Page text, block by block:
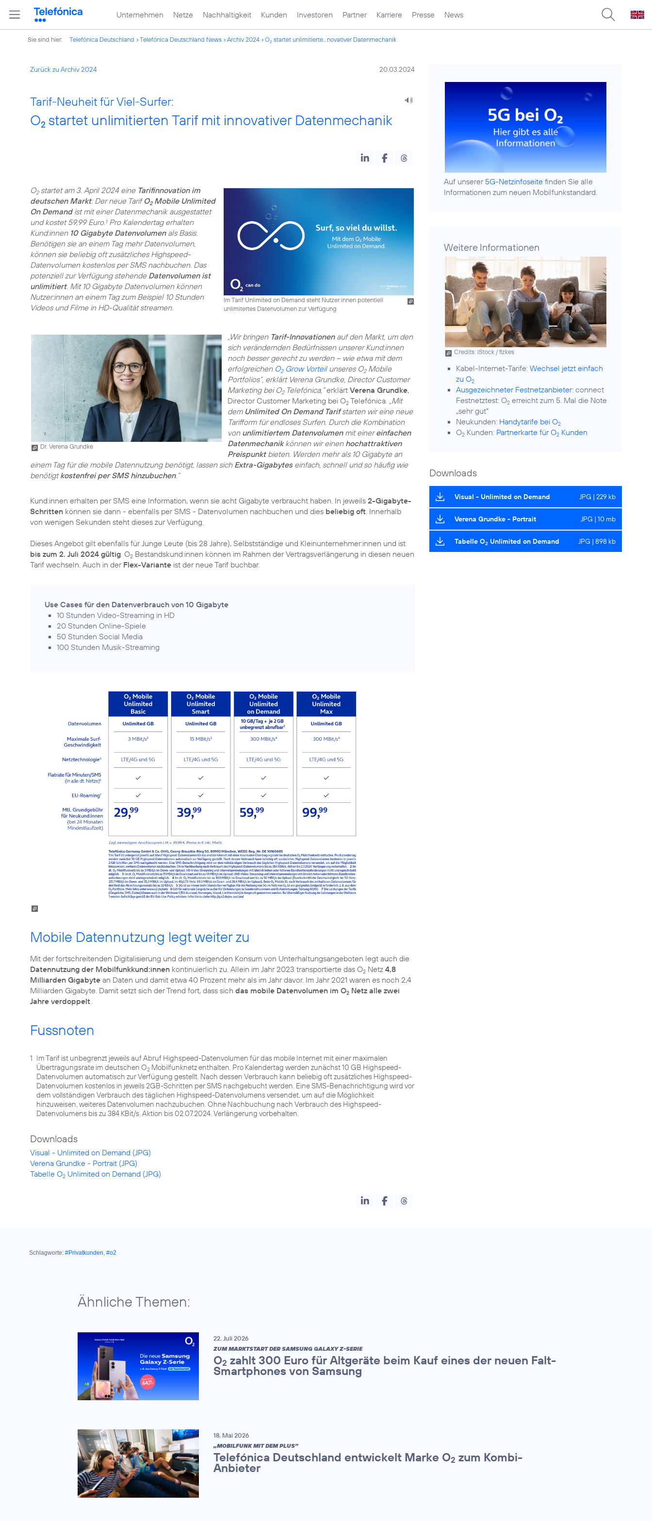
Unternehmen Netze Nachhaltigkeit Kunden Investoren Partner Karriere Presse News
Sie sind hier: Telefónica Deutschland Telefónica Deutschland News Archiv 2024 O2 startet unlimitierte...novativer Datenmechanik
Zurück zu Archiv 2024 20.03.2024
Tarif-Neuheit für Viel-Surfer:
O2 startet unlimitierten Tarif mit innovativer Datenmechanik
Im Tarif Unlimited on Demand steht Nutzer:innen potentiell
unlimitertes Datenvolumen zur Verfügung
O2startet am 3. April 2024 eine Tarifinnovation im
deutschen Markt: Der neue Tarif O2Mobile Unlimited
On Demandist mit einer Datenmechanik ausgestattet
und kostet 59,99 Euro.1Pro Kalendertag erhalten
Kund:innen 10 Gigabyte Datenvolumenals Basis.
Benötigen sie an einem Tag mehr Datenvolumen,
können sie beliebig oft zusätzliches Highspeed-
Datenvolumen kostenlos per SMS nachbuchen. Das
potenziell zur Verfügung stehende Datenvolumen ist
unlimitiert. Mit 10 Gigabyte Datenvolumen können
Nutzer:innen an einem Tag zum Beispiel 10 Stunden
Videos und Filme in HD-Qualität streamen.
Dr. Verena Grundke
„Wir bringen Tarif-Innovationenauf den Markt, um den
sich verändernden Bedürfnissen unserer Kund:innen
noch besser gerecht zu werden – wie etwa mit dem
erfolgreichen O2Grow Vorteilunseres O2Mobile
Portfolios”, erklärt Verena Grundke, Director Customer
Marketing bei O2Telefónica,“erklärt Verena Grundke,
Director Customer Marketing bei O2Telefónica.
„Mit
dem Unlimited On Demand Tarifstarten wir eine neue
Tarifform für endloses Surfen. Durch die Kombination
von unlimitiertem Datenvolumenmit einereinfachen
Datenmechanikkönnen wir einen hochattraktiven
Preispunktbieten. Werden mehr als 10 Gigabyte an
einem Tag für die mobile Datennutzung benötigt, lassen sich Extra-Gigabyteseinfach, schnell und so häufig wie
benötigtkostenfrei per SMS hinzubuchen.“
Kund:innen erhalten per SMS eine Information, wenn sie acht Gigabyte verbraucht haben. In jeweils 2-Gigabyte-
Schritten können sie dann - ebenfalls per SMS - Datenvolumen nachbuchen und dies beliebig oft . Innerhalb
von wenigen Sekunden steht dieses zur Verfügung.
Dieses Angebot gilt ebenfalls für Junge Leute (bis 28 Jahre), Selbstständige und Kleinunternehmer:innen und ist
bis zum 2. Juli 2024 gültig . O2 Bestandskund:innen können im Rahmen der Vertragsverlängerung in diesen neuen
Tarif wechseln. Auch in der Flex-Variante ist der neue Tarif buchbar.
Use Cases für den Datenverbrauch von 10 Gigabyte
10 Stunden Video-Streaming in HD
20 Stunden Online-Spiele
50 Stunden Social Media
100 Stunden Musik-Streaming
Mobile Datennutzung legt weiter zu
Mit der fortschreitenden Digitalisierung und dem steigenden Konsum von Unterhaltungsangeboten legt auch die
Datennutzung der Mobilfunkkund:innen kontinuierlich zu. Allein im Jahr 2023 transportierte das O2 Netz 4,8
Milliarden Gigabyte an Daten und damit etwa 40 Prozent mehr als im Jahr davor. Im Jahr 2021 waren es noch 2,4
Milliarden Gigabyte. Damit setzt sich der Trend fort, dass sich das mobile Datenvolumen im O2 Netz alle zwei
Jahre verdoppelt
Fussnoten
1 Im Tarif ist unbegrenzt jeweils auf Abruf Highspeed-Datenvolumen für das mobile Internet mit einer maximalen
Übertragungsrate im deutschen O2 Mobilfunknetz enthalten. Pro Kalendertag werden zunächst 10 GB Highspeed-
Datenvolumen automatisch zur Verfügung gestellt. Nach dessen Verbrauch kann beliebig oft zusätzliches Highspeed-
Datenvolumen kostenlos in jeweils 2GB-Schritten per SMS nachgebucht werden. Eine SMS-Benachrichtigung wird vor
dem vollständigen Verbrauch des täglichen Highspeed-Datenvolumens versendet, um auf die Möglichkeit
hinzuweisen, weiteres Datenvolumen nachzubuchen. Ohne Nachbuchung nach Verbrauch des Highspeed-
Datenvolumens bis zu 384 KBit/s. Aktion bis 02.07.2024. Verlängerung vorbehalten.
Downloads
Visual - Unlimited on Demand (JPG)
Verena Grundke - Portrait (JPG)
Tabelle O2 Unlimited on Demand (JPG)
Auf unserer 5G-Netzinfoseite finden Sie alle
Informationen zum neuen Mobilfunkstandard.
Weitere Informationen
Credits: iStock / fizkes
Kabel-Internet-Tarife:Wechsel jetzt einfach
zu O2
Ausgezeichneter Festnetzanbieter: connect
Festnetztest: O2 erreicht zum 5. Mal die Note
„sehr gut“
Neukunden: Handytarife bei O2
O2 Kunden: Partnerkarte für O2 Kunden
Downloads
Visual - Unlimited on Demand JPG | 229 kb
Verena Grundke - Portrait JPG | 10 mb
Tabelle O2 Unlimited on Demand JPG | 898 kb
Schlagworte: #Privatkunden, #o2
Ähnliche Themen:
22. Juli 2026
ZUM MARKTSTART DER SAMSUNG GALAXY Z-SERIE
O2 zahlt 300 Euro für Altgeräte beim Kauf eines der neuen Falt-
Smartphones von Samsung
18. Mai 2026
„MOBILFUNK MIT DEM PLUS”
Telefónica Deutschland entwickelt Marke O2 zum Kombi-
Anbieter